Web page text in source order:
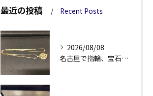
最近の投稿 Recent Posts
2026/08/08
名古屋で指輪、宝石買取なら当店で！！。